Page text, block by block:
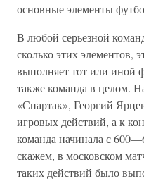
основные элементы
В любой серьезной
сколько этих элементов,
выполняет тот или иной
также команда в целом.
«Спартак», Георгий
игровых действий, а к
команда начинала с
скажем, в московском
таких действий было